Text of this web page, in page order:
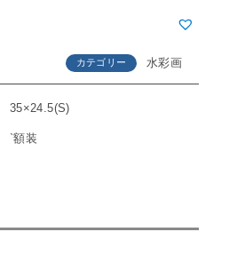
カテゴリー 水彩画
35×24.5(S)
`額装